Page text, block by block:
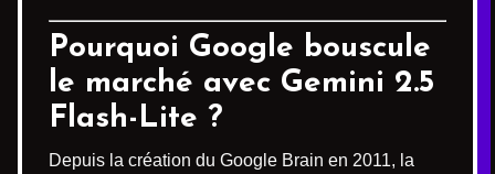
Pourquoi Google bouscule
le marché avec Gemini 2.5
Flash-Lite ?
Depuis la création du Google Brain en 2011, la